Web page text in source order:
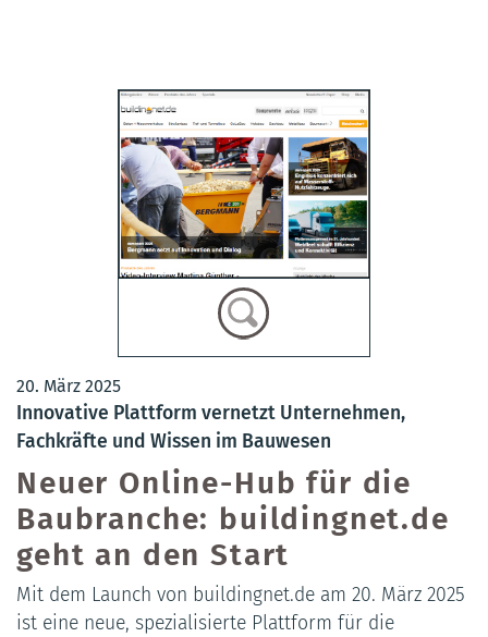
20. März 2025
Innovative Plattform vernetzt Unternehmen,
Fachkräfte und Wissen im Bauwesen
Neuer Online-Hub für die
Baubranche: buildingnet.de
geht an den Start
Mit dem Launch von buildingnet.de am 20. März 2025
ist eine neue, spezialisierte Plattform für die